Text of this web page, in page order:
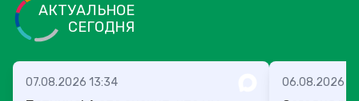
АКТУАЛЬНОЕ
СЕГОДНЯ
07.08.2026 13:34 06.08.2026